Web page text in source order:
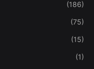
(186)
(75)
(15)
(1)